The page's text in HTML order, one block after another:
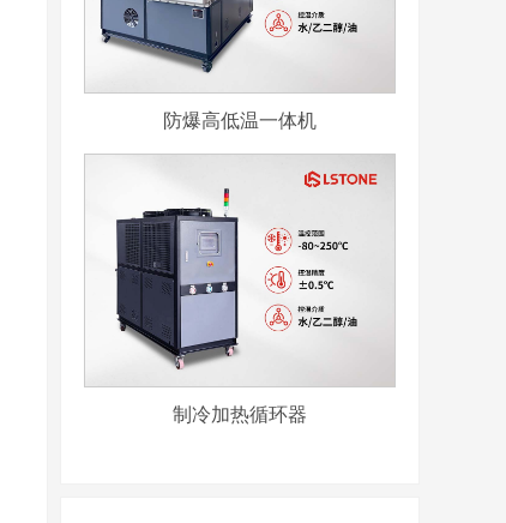
防爆高低温一体机
制冷加热循环器